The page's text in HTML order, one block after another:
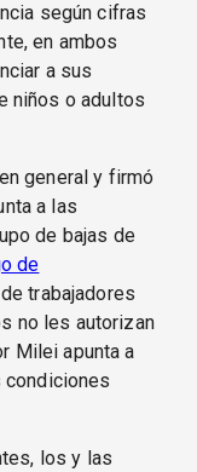
según cifras
en ambos
a sus
niños o adultos
general y firmó
a las
de bajas de
de
trabajadores
no les autorizan
Milei apunta a
condiciones
los y las